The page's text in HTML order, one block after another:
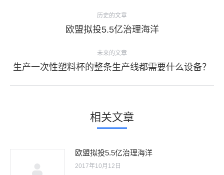
航
历史的文章
历
的
文
欧盟拟投5.5亿治理海洋
未来的文章
未
章：
生产一次性塑料杯的整条生产线都需要什么设备？
相关文章
欧盟拟投5.5亿治理海洋
2017年10月12日